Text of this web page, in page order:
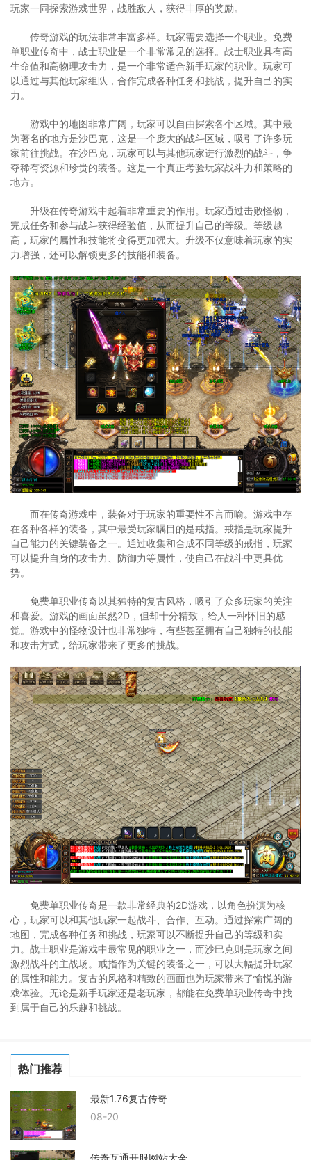
玩家一同探索游戏世界，战胜敌人，获得丰厚的奖励。
传奇游戏的玩法非常丰富多样。玩家需要选择一个职业。免费
单职业传奇中，战士职业是一个非常常见的选择。战士职业具有高
生命值和高物理攻击力，是一个非常适合新手玩家的职业。玩家可
以通过与其他玩家组队，合作完成各种任务和挑战，提升自己的实
力。
游戏中的地图非常广阔，玩家可以自由探索各个区域。其中最
为著名的地方是沙巴克，这是一个庞大的战斗区域，吸引了许多玩
家前往挑战。在沙巴克，玩家可以与其他玩家进行激烈的战斗，争
夺稀有资源和珍贵的装备。这是一个真正考验玩家战斗力和策略的
地方。
升级在传奇游戏中起着非常重要的作用。玩家通过击败怪物，
完成任务和参与战斗获得经验值，从而提升自己的等级。等级越
高，玩家的属性和技能将变得更加强大。升级不仅意味着玩家的实
力增强，还可以解锁更多的技能和装备。
而在传奇游戏中，装备对于玩家的重要性不言而喻。游戏中存
在各种各样的装备，其中最受玩家瞩目的是戒指。戒指是玩家提升
自己能力的关键装备之一。通过收集和合成不同等级的戒指，玩家
可以提升自身的攻击力、防御力等属性，使自己在战斗中更具优
势。
免费单职业传奇以其独特的复古风格，吸引了众多玩家的关注
和喜爱。游戏的画面虽然2D，但却十分精致，给人一种怀旧的感
觉。游戏中的怪物设计也非常独特，有些甚至拥有自己独特的技能
和攻击方式，给玩家带来了更多的挑战。
免费单职业传奇是一款非常经典的2D游戏，以角色扮演为核
心，玩家可以和其他玩家一起战斗、合作、互动。通过探索广阔的
地图，完成各种任务和挑战，玩家可以不断提升自己的等级和实
力。战士职业是游戏中最常见的职业之一，而沙巴克则是玩家之间
激烈战斗的主战场。戒指作为关键的装备之一，可以大幅提升玩家
的属性和能力。复古的风格和精致的画面也为玩家带来了愉悦的游
戏体验。无论是新手玩家还是老玩家，都能在免费单职业传奇中找
到属于自己的乐趣和挑战。
热门推荐
最新1.76复古传奇
08-20